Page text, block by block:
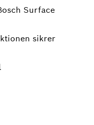
Surface
sikrer